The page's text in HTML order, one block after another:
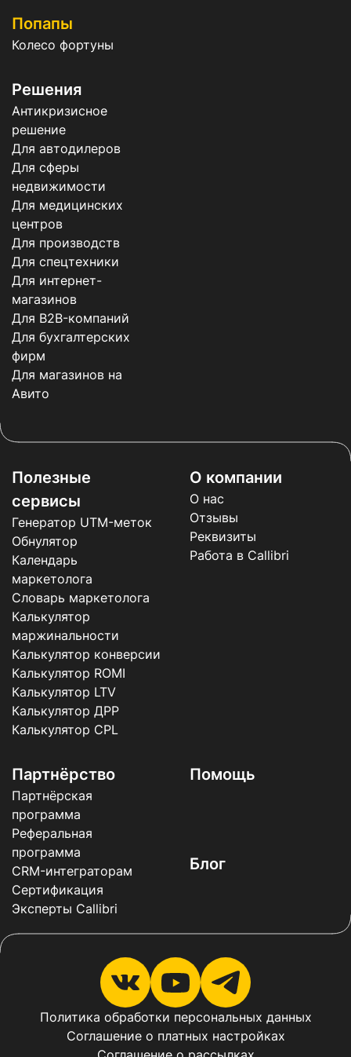
Попапы
Колесо фортуны
Решения
Антикризисное
решение
Для автодилеров
Для сферы
недвижимости
Для медицинских
центров
Для производств
Для спецтехники
Для интернет-
магазинов
Для B2B-компаний
Для бухгалтерских
фирм
Для магазинов на
Авито
Полезные
сервисы
Генератор UTM-меток
Обнулятор
Календарь
маркетолога
Словарь маркетолога
Калькулятор
маржинальности
Калькулятор конверсии
Калькулятор ROMI
Калькулятор LTV
Калькулятор ДРР
Калькулятор CPL
Блог
Помощь
О компании
О нас
Отзывы
Реквизиты
Работа в Callibri
Партнёрство
Партнёрская
программа
Реферальная
программа
CRM-интеграторам
Сертификация
Эксперты Callibri
Политика обработки персональных данных
Соглашение о платных настройках